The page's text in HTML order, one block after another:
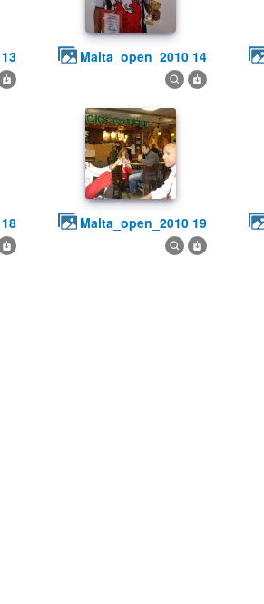
malta_open_2010 14
malta_open_2010 19